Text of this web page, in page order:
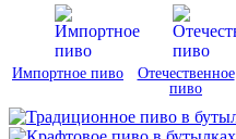
Импортное пиво
Отечественное
пиво